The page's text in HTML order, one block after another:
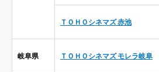
ＴＯＨＯシネマズ 赤池
岐阜県 ＴＯＨＯシネマズ モレラ岐阜